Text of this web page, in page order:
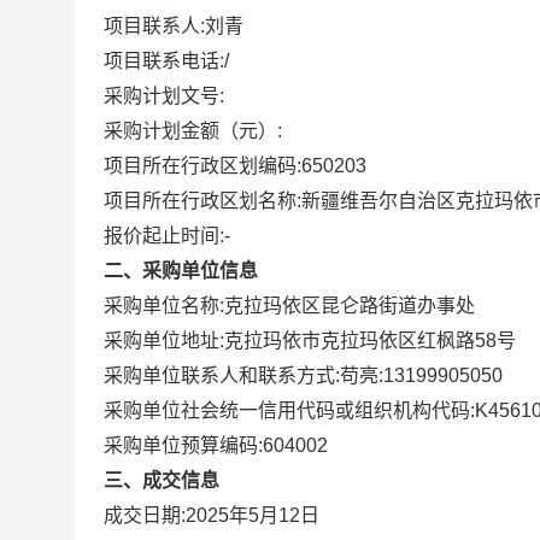
项目联系人:刘青
项目联系电话:/
采购计划文号:
采购计划金额（元）:
项目所在行政区划编码:650203
项目所在行政区划名称:新疆维吾尔自治区克拉玛依
报价起止时间:-
二、采购单位信息
采购单位名称:克拉玛依区昆仑路街道办事处
采购单位地址:克拉玛依市克拉玛依区红枫路58号
采购单位联系人和联系方式:苟亮:13199905050
采购单位社会统一信用代码或组织机构代码:
采购单位预算编码:604002
三、成交信息
成交日期:2025年5月12日